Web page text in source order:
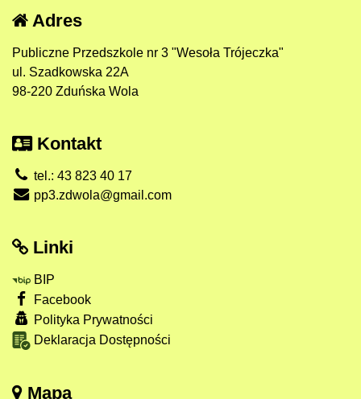
Adres
Publiczne Przedszkole nr 3 "Wesoła Trójeczka"
ul. Szadkowska 22A
98-220 Zduńska Wola
Kontakt
tel.: 43 823 40 17
pp3.zdwola@gmail.com
Linki
BIP
Facebook
Polityka Prywatności
Deklaracja Dostępności
Mapa